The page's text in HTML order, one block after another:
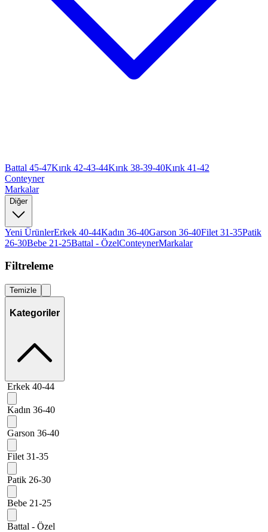
Battal 45-47Kırık 42-43-44Kırık 38-39-40Kırık 41-42
Conteyner
Markalar
Diğer
Yeni ÜrünlerErkek 40-44Kadın 36-40Garson 36-40Filet 31-35Patik
26-30Bebe 21-25Battal - ÖzelConteynerMarkalar
Filtreleme
Temizle
Kategoriler
Erkek 40-44
Kadın 36-40
Garson 36-40
Filet 31-35
Patik 26-30
Bebe 21-25
Battal - Özel